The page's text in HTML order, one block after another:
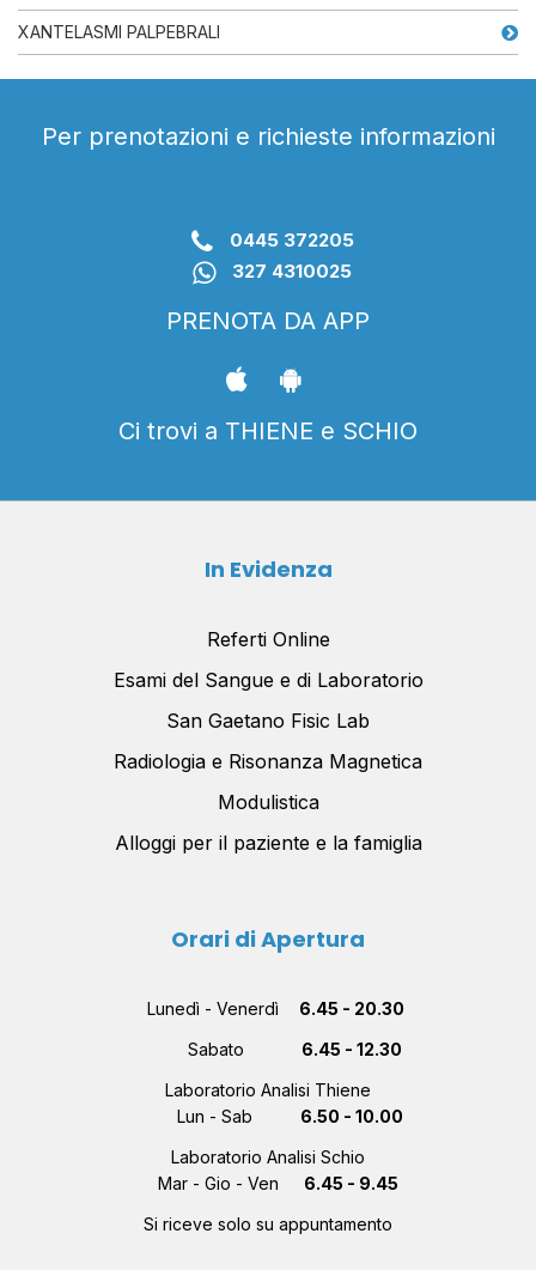
XANTELASMI PALPEBRALI
Per prenotazioni e richieste informazioni
0445 372205
327 4310025
PRENOTA DA APP
Ci trovi a THIENE e SCHIO
In Evidenza
Referti Online
Esami del Sangue e di Laboratorio
San Gaetano Fisic Lab
Radiologia e Risonanza Magnetica
Modulistica
Alloggi per il paziente e la famiglia
Orari di Apertura
Lunedì - Venerdì
6.45 - 20.30
Sabato
6.45 - 12.30
Laboratorio Analisi Thiene
Lun - Sab
6.50 - 10.00
Laboratorio Analisi Schio
Mar - Gio - Ven
6.45 - 9.45
Si riceve solo su appuntamento